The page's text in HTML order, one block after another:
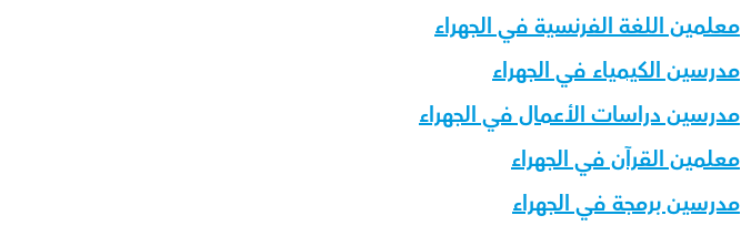
معلمين اللغة الفرنسية في الجهراء
مدرسين الكيمياء في الجهراء
مدرسين دراسات الأعمال في الجهراء
معلمين القرآن في الجهراء
مدرسين برمجة في الجهراء